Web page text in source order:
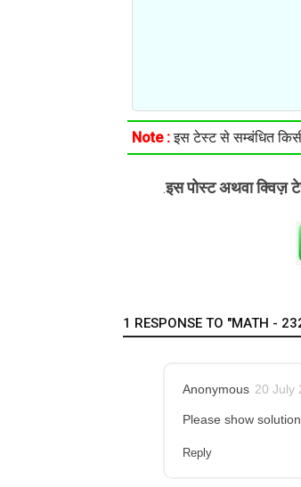
Note :इस टेस्ट से सम्बंधित
.इस पोस्ट अथवा क्विज़
1 RESPONSE TO "MATH -
Anonymous 20 July
Please show solution
Reply